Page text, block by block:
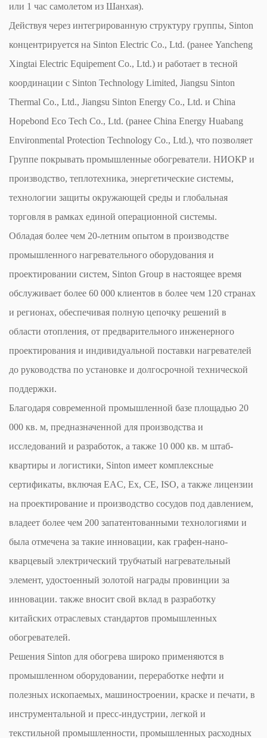
или 1 час самолетом из Шанхая).
Действуя через интегрированную структуру группы, Sinton
концентрируется на Sinton Electric Co., Ltd. (ранее Yancheng
Xingtai Electric Equipement Co., Ltd.) и работает в тесной
координации с Sinton Technology Limited, Jiangsu Sinton
Thermal Co., Ltd., Jiangsu Sinton Energy Co., Ltd. и China
Hopebond Eco Tech Co., Ltd. (ранее China Energy Huabang
Environmental Protection Technology Co., Ltd.), что позволяет
Группе покрывать промышленные обогреватели. НИОКР и
производство, теплотехника, энергетические системы,
технологии защиты окружающей среды и глобальная
торговля в рамках единой операционной системы.
Обладая более чем 20-летним опытом в производстве
промышленного нагревательного оборудования и
проектировании систем, Sinton Group в настоящее время
обслуживает более 60 000 клиентов в более чем 120 странах
и регионах, обеспечивая полную цепочку решений в
области отопления, от предварительного инженерного
проектирования и индивидуальной поставки нагревателей
до руководства по установке и долгосрочной технической
поддержки.
Благодаря современной промышленной базе площадью 20
000 кв. м, предназначенной для производства и
исследований и разработок, а также 10 000 кв. м штаб-
квартиры и логистики, Sinton имеет комплексные
сертификаты, включая EAC, Ex, CE, ISO, а также лицензии
на проектирование и производство сосудов под давлением,
владеет более чем 200 запатентованными технологиями и
была отмечена за такие инновации, как графен-нано-
кварцевый электрический трубчатый нагревательный
элемент, удостоенный золотой награды провинции за
инновации. также вносит свой вклад в разработку
китайских отраслевых стандартов промышленных
обогревателей.
Решения Sinton для обогрева широко применяются в
промышленном оборудовании, переработке нефти и
полезных ископаемых, машиностроении, краске и печати, в
инструментальной и пресс-индустрии, легкой и
текстильной промышленности, промышленных расходных